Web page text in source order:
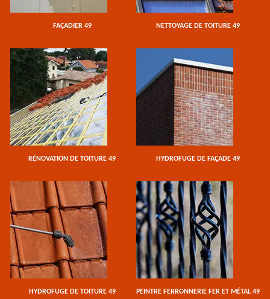
FAÇADIER 49 NETTOYAGE DE TOITURE 49
RÉNOVATION DE TOITURE 49 HYDROFUGE DE FAÇADE 49
HYDROFUGE DE TOITURE 49 PEINTRE FERRONNERIE FER ET MÉTAL 49